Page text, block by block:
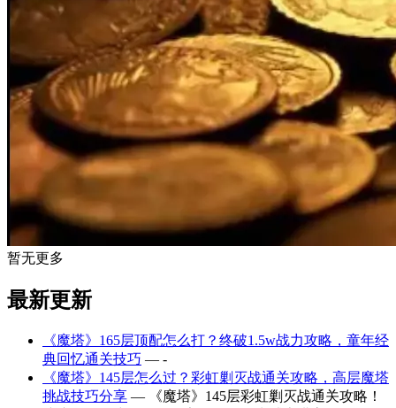
暂无更多
最新更新
《魔塔》165层顶配怎么打？终破1.5w战力攻略，童年经
典回忆通关技巧 — -
《魔塔》145层怎么过？彩虹剿灭战通关攻略，高层魔塔
挑战技巧分享 — 《魔塔》145层彩虹剿灭战通关攻略！